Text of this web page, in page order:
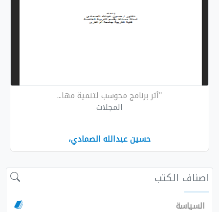
"أثر برنامج محوسب لتنمية مها...
حسين عبدالله الصمادي،
الكتب